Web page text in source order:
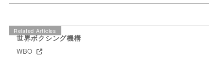
Related Articles
世界ボクシング機構
WBO